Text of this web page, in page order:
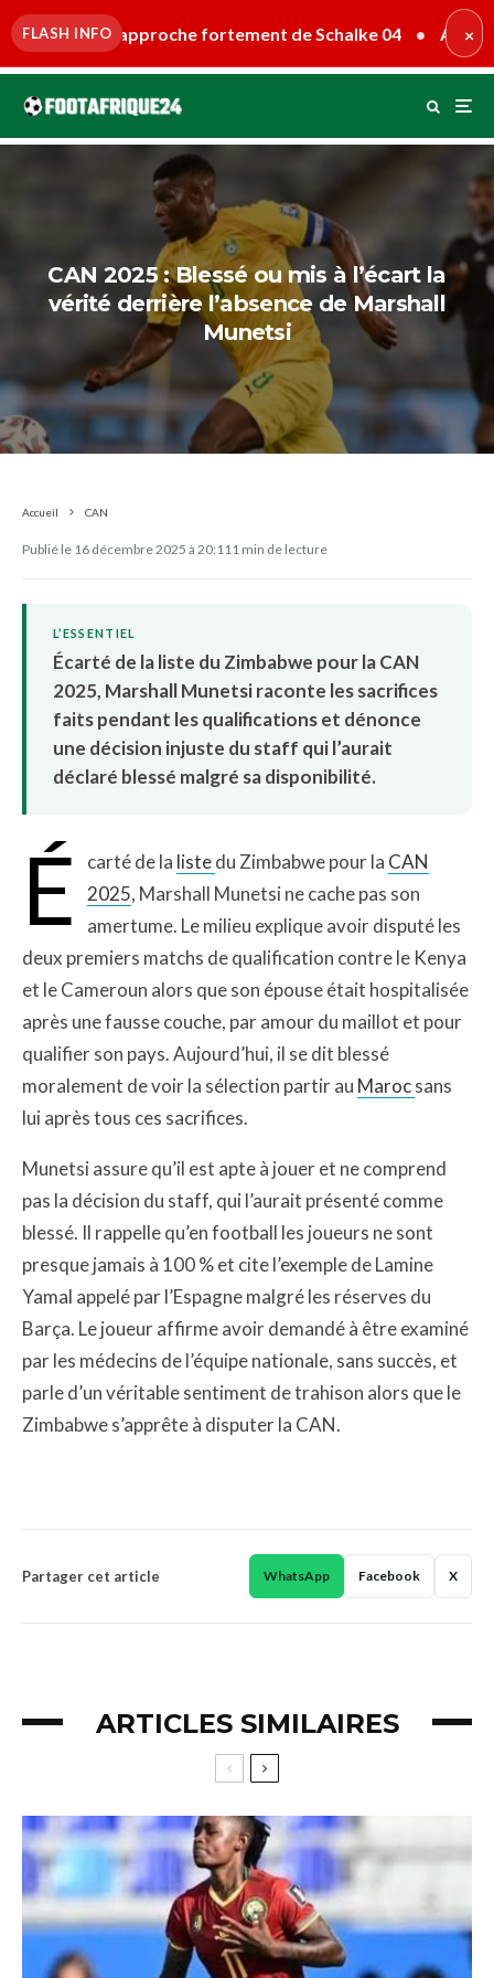
FLASH INFOfortement de Schalke 04 • Antoine Mendy ×
CAN 2025 : Blessé ou mis à l’écart la
vérité derrière l’absence de Marshall
Munetsi
Accueil CAN
Publié le 16 décembre 2025 à 20:111 min de lecture
L’ESSENTIEL
Écarté de la liste du Zimbabwe pour la CAN
2025, Marshall Munetsi raconte les sacrifices
faits pendant les qualifications et dénonce
une décision injuste du staff qui l’aurait
déclaré blessé malgré sa disponibilité.
É carté de la listedu Zimbabwe pour la CAN
2025, Marshall Munetsi ne cache pas son
amertume. Le milieu explique avoir disputé les
deux premiers matchs de qualification contre le Kenya
et le Cameroun alors que son épouse était hospitalisée
après une fausse couche, par amour du maillot et pour
qualifier son pays. Aujourd’hui, il se dit blessé
moralement de voir la sélection partir au Marocsans
lui après tous ces sacrifices.
Munetsi assure qu’il est apte à jouer et ne comprend
pas la décision du staff, qui l’aurait présenté comme
blessé. Il rappelle qu’en football les joueurs ne sont
presque jamais à 100 % et cite l’exemple de Lamine
Yamal appelé par l’Espagne malgré les réserves du
Barça. Le joueur affirme avoir demandé à être examiné
par les médecins de l’équipe nationale, sans succès, et
parle d’un véritable sentiment de trahison alors que le
Zimbabwe s’apprête à disputer la CAN.
Partager cet article WhatsApp Facebook X
ARTICLES SIMILAIRES